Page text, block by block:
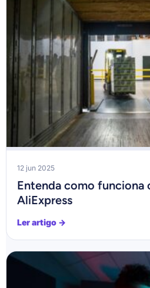
12 jun 2025
Entenda como funciona
AliExpress
Ler artigo →